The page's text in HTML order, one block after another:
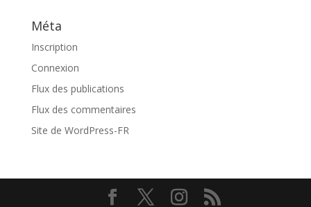
Méta
Inscription
Connexion
Flux des publications
Flux des commentaires
Site de WordPress-FR